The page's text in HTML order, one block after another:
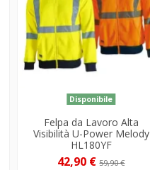
Disponibile
Felpa da Lavoro Alta
Visibilità U-Power Melody
HL180YF
42,90 €59,90 €